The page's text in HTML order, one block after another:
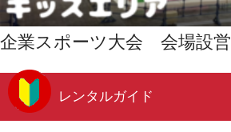
企業スポーツ大会 会場設営
レンタルガイド